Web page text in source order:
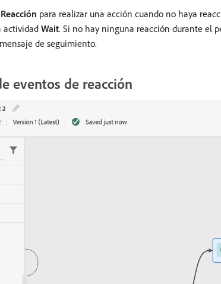
Reacción para realizar una acción cuando no haya
actividad Wait. Si no hay ninguna reacción durante el
de seguimiento.
eventos de reacción